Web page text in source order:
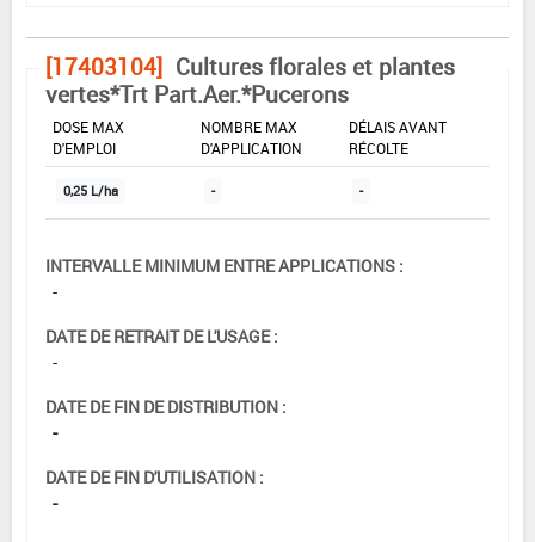
[17403104] Cultures florales et plantes
vertes*Trt Part.Aer.*Pucerons
DOSE MAX
D'EMPLOI
NOMBRE MAX
D'APPLICATION
DÉLAIS AVANT
RÉCOLTE
0,25 L/ha - -
INTERVALLE MINIMUM ENTRE APPLICATIONS :
-
DATE DE RETRAIT DE L'USAGE :
-
DATE DE FIN DE DISTRIBUTION :
-
DATE DE FIN D'UTILISATION :
-